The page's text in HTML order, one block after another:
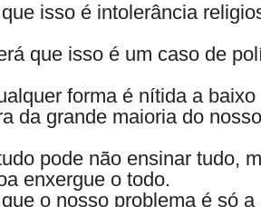
isso é intolerância
que isso é um caso de
forma é nítida a
da grande maioria do
pode não ensinar tudo,
enxergue o todo.
o nosso problema é só